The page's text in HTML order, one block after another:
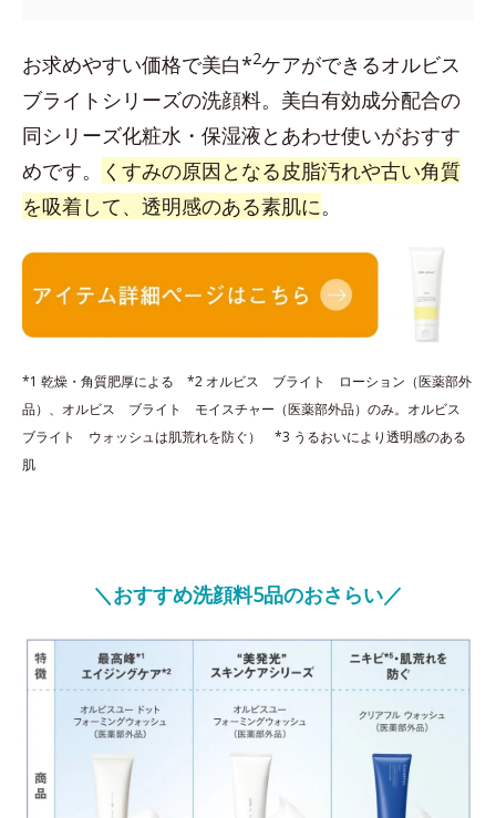
お求めやすい価格で美白*2ケアができるオルビス
ブライトシリーズの洗顔料。美白有効成分配合の
同シリーズ化粧水・保湿液とあわせ使いがおすす
めです。
くすみの原因となる皮脂汚れや古い角質
を吸着して、透明感のある素肌に。
*1 乾燥・角質肥厚による *2 オルビス ブライト ローション（医薬部外
品）、オルビス ブライト モイスチャー（医薬部外品）のみ。オルビス
ブライト ウォッシュは肌荒れを防ぐ） *3 うるおいにより透明感のある
肌
＼おすすめ洗顔料5品のおさらい／